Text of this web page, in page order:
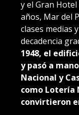
y el Gran
años, Mar del
clases medias
decadencia
1948, el
y pasó a
Nacional y
como Lotería
convirtieron